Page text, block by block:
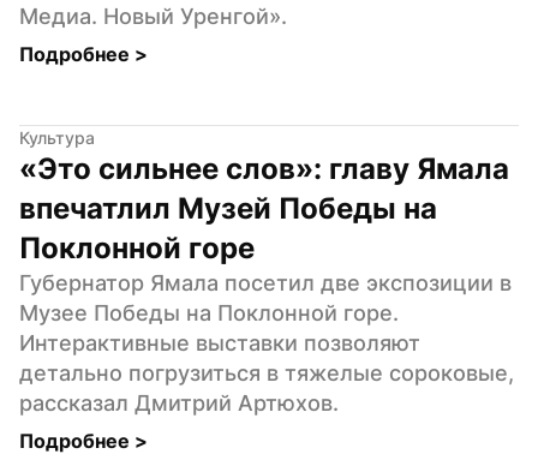
Медиа. Новый Уренгой».
Подробнее >
Культура
«Это сильнее слов»: главу Ямала
впечатлил Музей Победы на
Поклонной горе
Губернатор Ямала посетил две экспозиции в
Музее Победы на Поклонной горе.
Интерактивные выставки позволяют
детально погрузиться в тяжелые сороковые,
рассказал Дмитрий Артюхов.
Подробнее >